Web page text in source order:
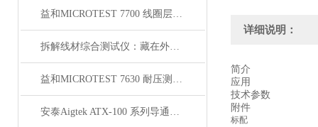
益和MICROTEST 7700 线圈层间短路测试仪
拆解线材综合测试仪：藏在外壳里的精密结构，藏着哪些硬核秘密？
益和MICROTEST 7630 耐压测试仪
安泰Aigtek ATX-100 系列导通线束测试仪
详细说明：
简介
应用
技术参数
附件
标配